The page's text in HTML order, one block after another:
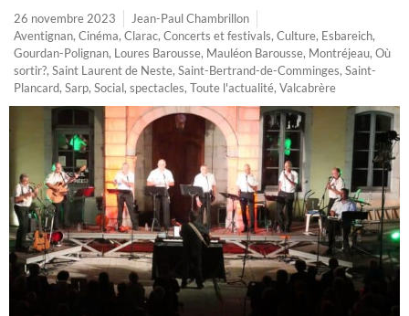
26 novembre 2023
Jean-Paul Chambrillon
Aventignan, Cinéma, Clarac, Concerts et festivals, Culture, Esbareich,
Gourdan-Polignan, Loures Barousse, Mauléon Barousse, Montréjeau, Où
sortir?, Saint Laurent de Neste, Saint-Bertrand-de-Comminges, Saint-
Plancard, Sarp, Social, spectacles, Toute l'actualité, Valcabrère